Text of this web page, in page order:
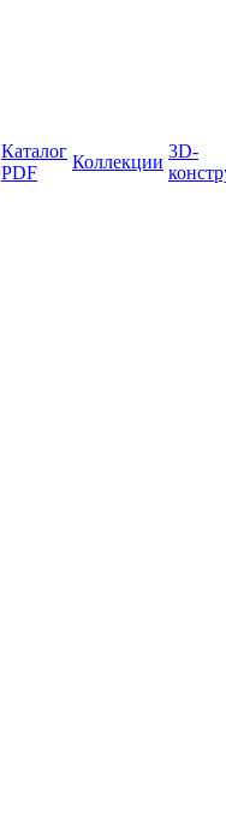
Каталог
PDF
Коллекции
3D-